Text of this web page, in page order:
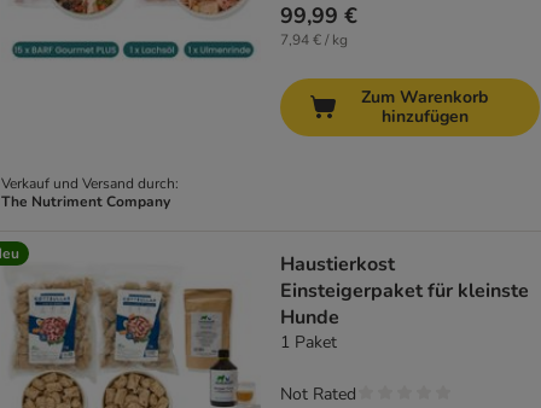
Verkauf und Versand durch:
The Nutriment Company
99,99 €
7,94 € / kg
Zum Warenkorb
hinzufügen
Haustierkost
Einsteigerpaket für kleinste
Hunde
1 Paket
Not Rated